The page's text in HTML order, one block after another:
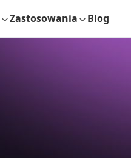
Zastosowania Blog